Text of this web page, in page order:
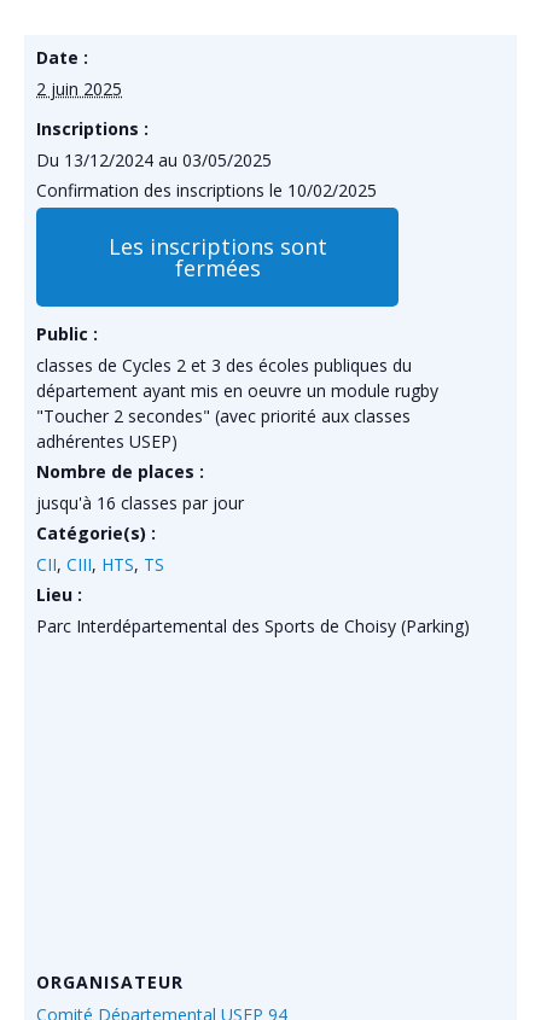
Date :
2 juin 2025
Inscriptions :
Du 13/12/2024 au 03/05/2025
Confirmation des inscriptions le 10/02/2025
Les inscriptions sont
fermées
Public :
classes de Cycles 2 et 3 des écoles publiques du
département ayant mis en oeuvre un module rugby
"Toucher 2 secondes" (avec priorité aux classes
adhérentes USEP)
Nombre de places :
jusqu'à 16 classes par jour
Catégorie(s) :
CII, CIII, HTS, TS
Lieu :
Parc Interdépartemental des Sports de Choisy (Parking)
ORGANISATEUR
Comité Départemental USEP 94